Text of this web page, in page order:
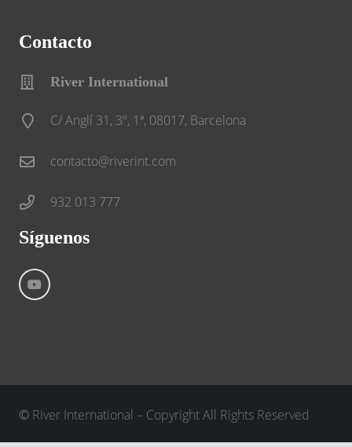
Contacto
River International
C/ Anglí 31, 3º, 1ª, 08017, Barcelona
contacto@riverint.com
932 013 777
Síguenos
© River International – Copyright All Rights Reserved